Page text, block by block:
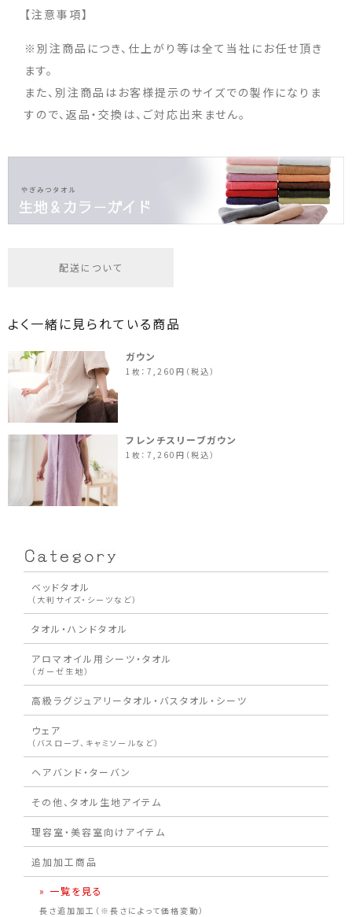
【注意事項】
※別注商品につき、仕上がり等は全て当社にお任せ頂き
ます。
また、別注商品はお客様提示のサイズでの製作になりま
すので、返品・交換は、ご対応出来ません。
配送について
よく一緒に見られている商品
ガウン
1枚：7,260円（税込）
フレンチスリーブガウン
1枚：7,260円（税込）
ベッドタオル
（大判サイズ・シーツなど）
タオル・ハンドタオル
アロマオイル用シーツ・タオル
（ガーゼ生地）
高級ラグジュアリータオル・バスタオル・シーツ
ウェア
（バスローブ、キャミソールなど）
ヘアバンド・ターバン
その他、タオル生地アイテム
理容室・美容室向けアイテム
追加加工商品
» 一覧を見る
長さ追加加工（※長さによって価格変動）